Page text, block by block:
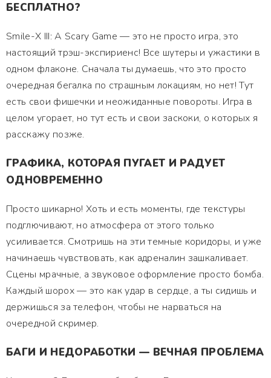
БЕСПЛАТНО?
Smile-X III: A Scary Game — это не просто игра, это
настоящий трэш-экспириенс! Все шутеры и ужастики в
одном флаконе. Сначала ты думаешь, что это просто
очередная бегалка по страшным локациям, но нет! Тут
есть свои фишечки и неожиданные повороты. Игра в
целом угорает, но тут есть и свои заскоки, о которых я
расскажу позже.
ГРАФИКА, КОТОРАЯ ПУГАЕТ И РАДУЕТ
ОДНОВРЕМЕННО
Просто шикарно! Хоть и есть моменты, где текстуры
подглючивают, но атмосфера от этого только
усиливается. Смотришь на эти темные коридоры, и уже
начинаешь чувствовать, как адреналин зашкаливает.
Сцены мрачные, а звуковое оформление просто бомба.
Каждый шорох — это как удар в сердце, а ты сидишь и
держишься за телефон, чтобы не нарваться на
очередной скример.
БАГИ И НЕДОРАБОТКИ — ВЕЧНАЯ ПРОБЛЕМА